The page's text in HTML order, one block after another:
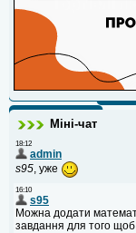
Міні-чат